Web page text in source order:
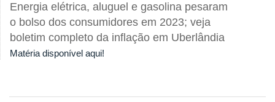
Energia elétrica, aluguel e gasolina pesaram
o bolso dos consumidores em 2023; veja
boletim completo da inflação em Uberlândia
Matéria disponível aqui!